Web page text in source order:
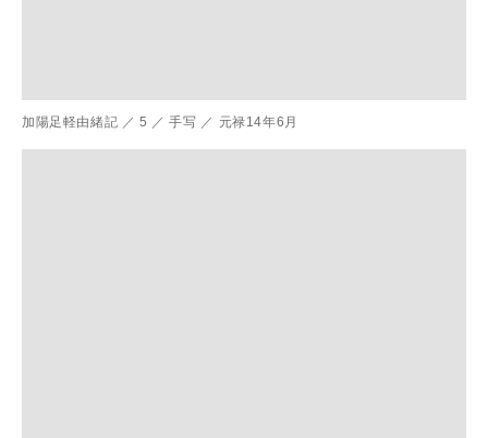
加陽足軽由緒記 ／ 5 ／ 手写 ／ 元禄14年6月